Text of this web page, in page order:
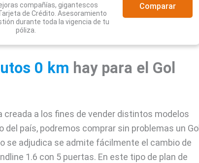
compañías, gigantescos
de Crédito. Asesoramiento
durante toda la vigencia de tu
póliza.
Comparar
0 km hay para el Gol
creada a los fines de vender distintos modelos
del país, podremos comprar sin problemas un Gol
se adjudica se admite fácilmente el cambio de
1.6 con 5 puertas. En este tipo de plan de